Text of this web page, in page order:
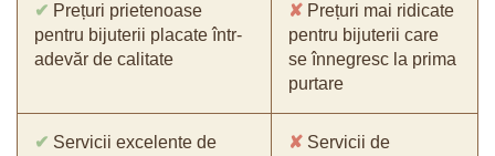
✔ Prețuri prietenoase
pentru bijuterii placate într-
adevăr de calitate
✘ Prețuri mai ridicate
pentru bijuterii care
se înnegresc la prima
purtare
✔ Servicii excelente de
✘ Servicii de